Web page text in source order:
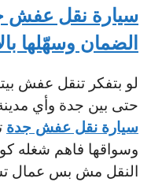
سيارة نقل عفش
الضمان وسهّلها
لو بتفكر تنقل عفش
حتى بين جدة وأي
سيارة نقل عفش جدة
وسواقها فاهم شغله
النقل مش بس عمال